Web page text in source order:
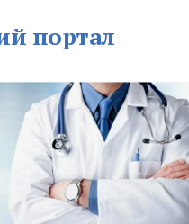
портал